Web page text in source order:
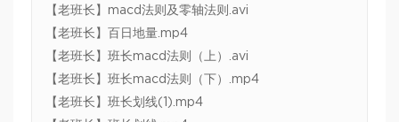
【老班长】macd法则及零轴法则.avi
【老班长】百日地量.mp4
【老班长】班长macd法则（上）.avi
【老班长】班长macd法则（下）.mp4
【老班长】班长划线(1).mp4